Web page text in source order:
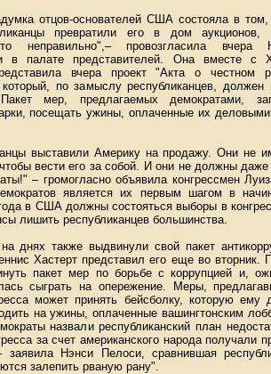
отцов-основателей США состояла в том,
превратили его в дом
неправильно",– провозгласила
в палате представителей. Она вместе с
вчера проект "Акта о честном
который, по замыслу республиканцев, должен
мер, предлагаемых демократами,
посещать ужины, оплаченные их
выставили Америку на продажу. Они не
вести его за собой. И они не должны
– громогласно объявила конгрессмен
является их первым шагом в
в США должны состояться выборы в
лишить республиканцев большинства.
днях также выдвинули свой пакет
Хастерт представил его еще во вторник.
пакет мер по борьбе с коррупцией и,
сыграть на опережение. Меры,
может принять бейсболку, которую ему
на ужины, оплаченные вашингтонским
назвали республиканский план
за счет американского народа получали
заявила Нэнси Пелоси, сравнившая
залепить рваную рану".